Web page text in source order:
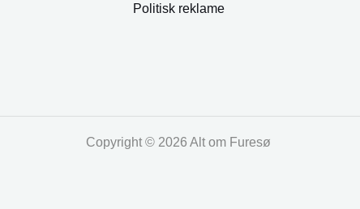
Politisk reklame
Copyright © 2026 Alt om Furesø